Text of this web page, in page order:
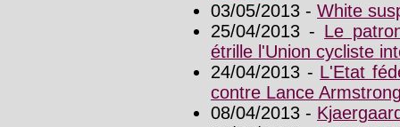
03/05/2013 - White
25/04/2013 - Le
étrille l'Union cycliste
24/04/2013 - L'Etat
contre Lance
08/04/2013 -